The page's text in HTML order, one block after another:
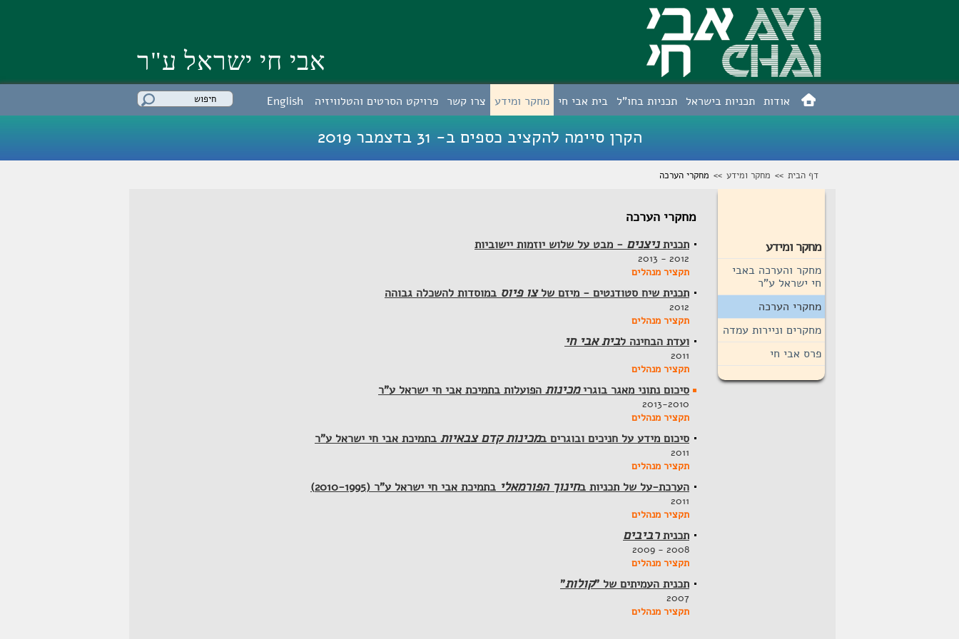
אבי חי ישראל ע"ר
אודות תכניות בישראל תכניות בחו"ל בית אבי חי מחקר ומידע צרו קשר פרויקט הסרטים והטלוויזיה English מילות מפתח
לחיפוש
הקרן סיימה להקציב כספים ב- 31 בדצמבר 2019
דף הבית >> מחקר ומידע >> מחקרי הערכה
מחקר ומידע
מחקר והערכה באבי
חי ישראל ע"ר
מחקרי הערכה
מחקרים וניירות עמדה
פרס אבי חי
מחקרי הערכה
תכניתניצנים - מבט על שלוש יוזמות יישוביות
2012 - 2013
תקציר מנהלים
תכנית שיח סטודנטים - מיזם שלצו פיוס במוסדות להשכלה גבוהה
2012
תקציר מנהלים
ועדת הבחינה לבית אבי חי
2011
תקציר מנהלים
סיכום נתוני מאגר בוגרימכינות הפועלות בתמיכת אבי חי ישראל ע"ר
2013-2010
תקציר מנהלים
סיכום מידע על חניכים ובוגרים במכינות קדם צבאיות בתמיכת אבי חי ישראל ע"ר
2011
תקציר מנהלים
הערכת-על של תכניות בחינוך הפורמאלי בתמיכת אבי חי ישראל ע"ר (2010-1995)
2011
תקציר מנהלים
תכניתרביבים
2008 - 2009
תקציר מנהלים
תכנית העמיתים של "קולות"
2007
תקציר מנהלים